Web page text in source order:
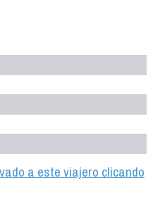
a este viajero clicando